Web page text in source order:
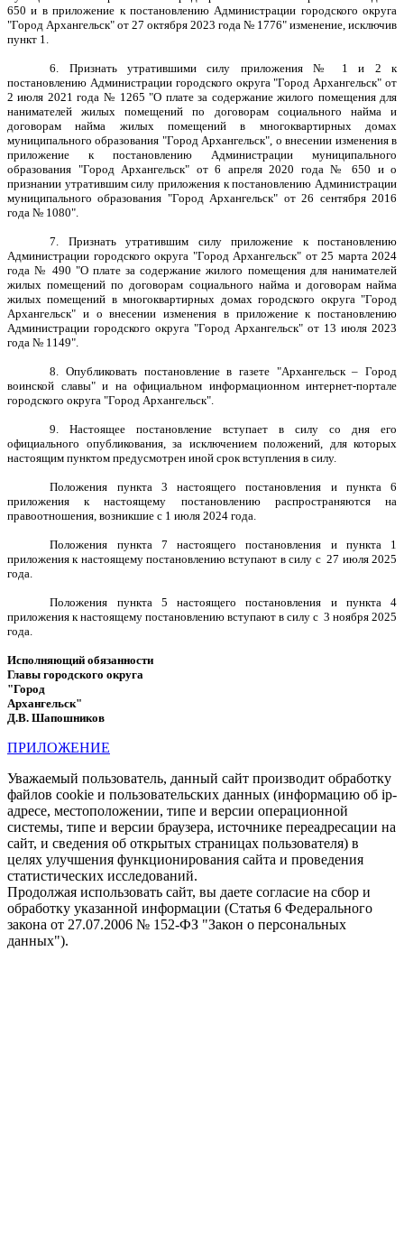
650 и в приложение к постановлению Администрации городского округа
"Город Архангельск" от 27 октября 2023 года № 1776" изменение, исключив
пункт 1.
6. Признать утратившими силу приложения № 1 и 2 к
постановлению Администрации городского округа "Город Архангельск" от
2 июля 2021 года № 1265 "О плате за содержание жилого помещения для
нанимателей жилых помещений по договорам социального найма и
договорам найма жилых помещений в многоквартирных домах
муниципального образования "Город Архангельск", о внесении изменения в
приложение к постановлению Администрации муниципального
образования "Город Архангельск" от 6 апреля 2020 года № 650 и о
признании утратившим силу приложения к постановлению Администрации
муниципального образования "Город Архангельск" от 26 сентября 2016
года № 1080".
7. Признать утратившим силу приложение к постановлению
Администрации городского округа "Город Архангельск" от 25 марта 2024
года № 490 "О плате за содержание жилого помещения для нанимателей
жилых помещений по договорам социального найма и договорам найма
жилых помещений в многоквартирных домах городского округа "Город
Архангельск" и о внесении изменения в приложение к постановлению
Администрации городского округа "Город Архангельск" от 13 июля 2023
года № 1149".
8. Опубликовать постановление в газете "Архангельск – Город
воинской славы" и на официальном информационном интернет-портале
городского округа "Город Архангельск".
9. Настоящее постановление вступает в силу со дня его
официального опубликования, за исключением положений, для которых
настоящим пунктом предусмотрен иной срок вступления в силу.
Положения пункта 3 настоящего постановления и пункта 6
приложения к настоящему постановлению распространяются на
правоотношения, возникшие с 1 июля 2024 года.
Положения пункта 7 настоящего постановления и пункта 1
приложения к настоящему постановлению вступают в силу с 27 июля 2025
года.
Положения пункта 5 настоящего постановления и пункта 4
приложения к настоящему постановлению вступают в силу с 3 ноября 2025
года.
Исполняющий обязанности
Главы городского округа
"Город
Архангельск"
Д.В. Шапошников
ПРИЛОЖЕНИЕ
Уважаемый пользователь, данный сайт производит обработку
файлов cookie и пользовательских данных (информацию об ip-
адресе, местоположении, типе и версии операционной
системы, типе и версии браузера, источнике переадресации на
сайт, и сведения об открытых страницах пользователя) в
целях улучшения функционирования сайта и проведения
статистических исследований.
Продолжая использовать сайт, вы даете согласие на сбор и
обработку указанной информации (Статья 6 Федерального
закона от 27.07.2006 № 152-ФЗ "Закон о персональных
данных").